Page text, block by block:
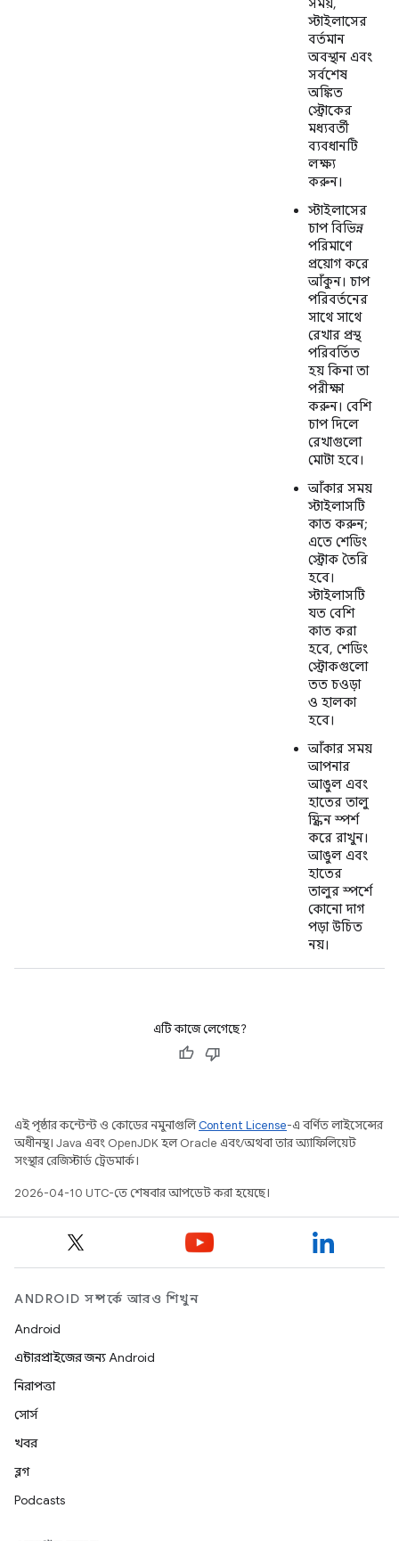
সময়,
স্টাইলাসের
বর্তমান
অবস্থান এবং
সর্বশেষ
অঙ্কিত
স্ট্রোকের
মধ্যবর্তী
ব্যবধানটি
লক্ষ্য
করুন।
স্টাইলাসের
চাপ বিভিন্ন
পরিমাণে
প্রয়োগ করে
আঁকুন। চাপ
পরিবর্তনের
সাথে সাথে
রেখার প্রস্থ
পরিবর্তিত
হয় কিনা তা
পরীক্ষা
করুন। বেশি
চাপ দিলে
রেখাগুলো
মোটা হবে।
আঁকার সময়
স্টাইলাসটি
কাত করুন;
এতে শেডিং
স্ট্রোক তৈরি
হবে।
স্টাইলাসটি
যত বেশি
কাত করা
হবে, শেডিং
স্ট্রোকগুলো
তত চওড়া
ও হালকা
হবে।
আঁকার সময়
আপনার
আঙুল এবং
হাতের তালু
স্ক্রিন স্পর্শ
করে রাখুন।
আঙুল এবং
হাতের
তালুর স্পর্শে
কোনো দাগ
পড়া উচিত
নয়।
এটি কাজে লেগেছে?
এই পৃষ্ঠার কন্টেন্ট ও কোডের নমুনাগুলিContent License-এ বর্ণিত লাইসেন্সের
অধীনস্থ। Java এবং OpenJDK হল Oracle এবং/অথবা তার অ্যাফিলিয়েট
সংস্থার রেজিস্টার্ড ট্রেডমার্ক।
2026-04-10 UTC-তে শেষবার আপডেট করা হয়েছে।
ANDROID সম্পর্কে আরও শিখুন
Android
এন্টারপ্রাইজের জন্য Android
নিরাপত্তা
সোর্স
খবর
ব্লগ
Podcasts